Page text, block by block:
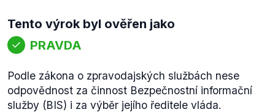
Tento výrok byl ověřen jako
PRAVDA
Podle zákona o zpravodajských službách nese
odpovědnost za činnost Bezpečnostní informační
služby (BIS) i za výběr jejího ředitele vláda.